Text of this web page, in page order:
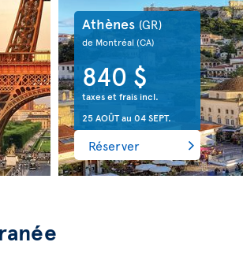
Athènes (GR)
de Montréal(CA)
840 $
taxes et frais incl.
25 AOÛTau 04 SEPT.
Réserver